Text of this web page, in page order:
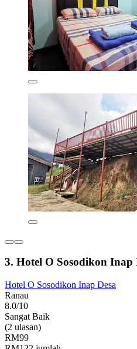
3. Hotel O Sosodikon Inap
Hotel O Sosodikon Inap Desa
Ranau
8.0/10
Sangat Baik
(2 ulasan)
RM99